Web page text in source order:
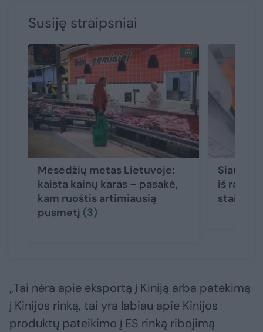
Susiję straipsniai
Mėsėdžių metas Lietuvoje:
kaista kainų karas – pasakė,
kam ruoštis artimiausią
pusmetį (3)
iš
staiga
„Tai nėra apie eksportą į Kiniją arba patekimą
į Kinijos rinką, tai yra labiau apie Kinijos
produktų pateikimo į ES rinką ribojimą